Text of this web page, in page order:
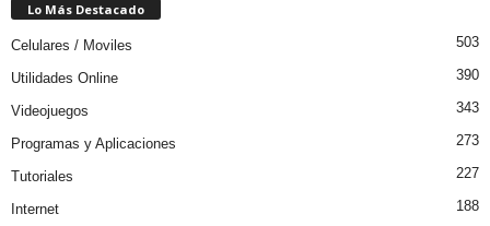
Lo Más Destacado
Celulares / Moviles 503
Utilidades Online 390
Videojuegos 343
Programas y Aplicaciones 273
Tutoriales 227
Internet 188